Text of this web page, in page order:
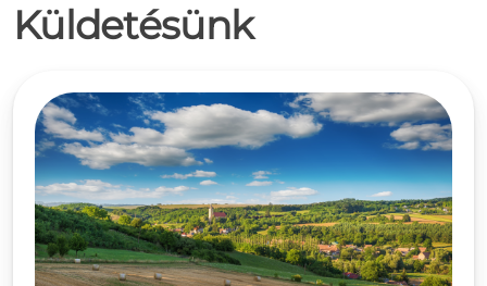
Küldetésünk